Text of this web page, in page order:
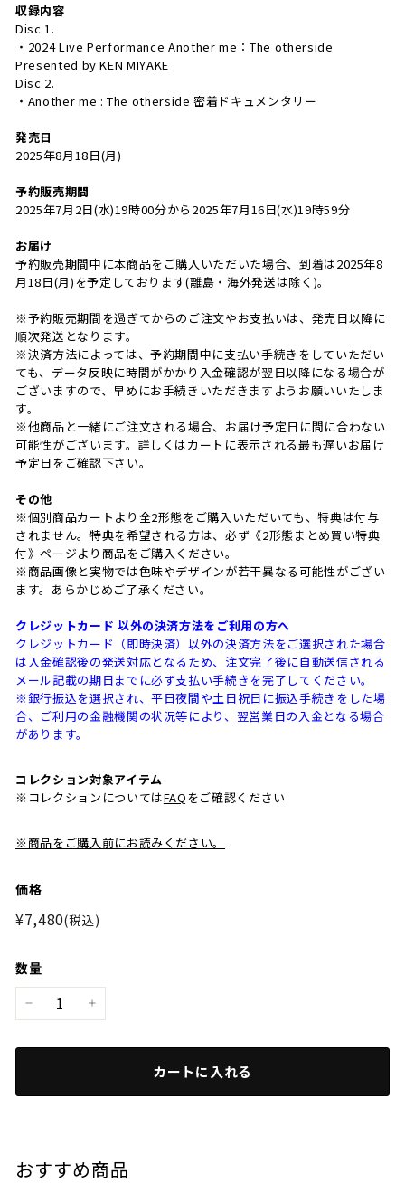
収録内容
Disc 1.
・2024 Live Performance Another me：The otherside
Presented by KEN MIYAKE
Disc 2.
・Another me : The otherside 密着ドキュメンタリー
発売日
2025年8月18日(月)
予約販売期間
2025年7月2日(水)19時00分から2025年7月16日(水)19時59分
お届け
予約販売期間中に本商品をご購入いただいた場合、到着は2025年8
月18日(月)を予定しております(離島・海外発送は除く)。
※予約販売期間を過ぎてからのご注文やお支払いは、発売日以降に
順次発送となります。
※決済方法によっては、予約期間中に支払い手続きをしていただい
ても、データ反映に時間がかかり入金確認が翌日以降になる場合が
ございますので、早めにお手続きいただきますようお願いいたしま
す。
※他商品と一緒にご注文される場合、お届け予定日に間に合わない
可能性がございます。詳しくはカートに表示される最も遅いお届け
予定日をご確認下さい。
その他
※個別商品カートより全2形態をご購入いただいても、特典は付与
されません。特典を希望される方は、必ず《2形態まとめ買い特典
付》ページより商品をご購入ください。
※商品画像と実物では色味やデザインが若干異なる可能性がござい
ます。あらかじめご了承ください。
クレジットカード 以外の決済方法をご利用の方へ
クレジットカード（即時決済）以外の決済方法をご選択された場合
は入金確認後の発送対応となるため、注文完了後に自動送信される
メール記載の期日までに必ず支払い手続きを完了してください。
※銀行振込を選択され、平日夜間や土日祝日に振込手続きをした場
合、ご利用の金融機関の状況等により、翌営業日の入金となる場合
があります。
コレクション対象アイテム
※コレクションについてはFAQをご確認ください
※商品をご購入前にお読みください。
価格
通
格
¥7,480(税込)
数量
+
カートに入れる
おすすめ商品